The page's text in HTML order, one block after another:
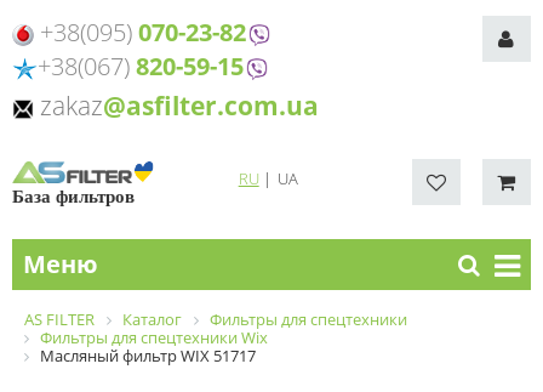
+38(095)070-23-82
+38(067)820-59-15
zakaz@asfilter.com.ua
База фильтров
RU| UA
Меню
AS FILTER Каталог
Фильтры для спецтехники
Фильтры для спецтехники Wix
Масляный фильтр WIX 51717